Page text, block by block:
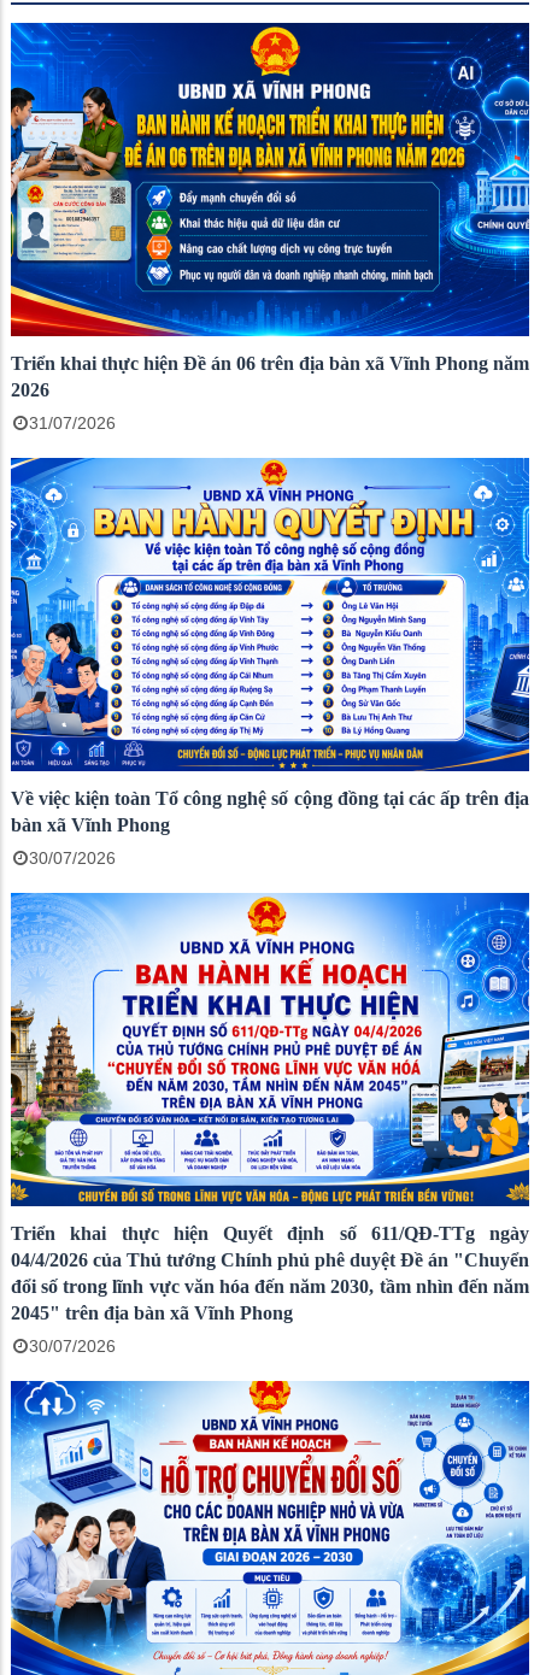
Triển khai thực hiện Đề án 06 trên địa bàn xã Vĩnh Phong năm
2026
31/07/2026
Về việc kiện toàn Tổ công nghệ số cộng đồng tại các ấp trên địa
bàn xã Vĩnh Phong
30/07/2026
Triển khai thực hiện Quyết định số 611/QĐ-TTg ngày
04/4/2026 của Thủ tướng Chính phủ phê duyệt Đề án "Chuyển
đổi số trong lĩnh vực văn hóa đến năm 2030, tầm nhìn đến năm
2045" trên địa bàn xã Vĩnh Phong
30/07/2026